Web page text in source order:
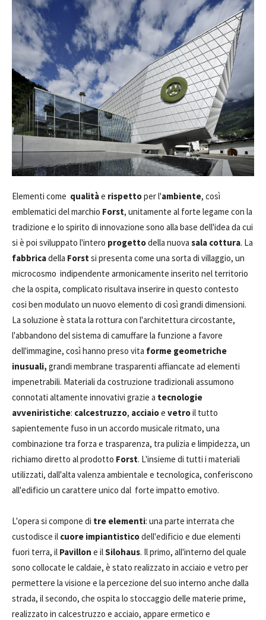
Elementi come qualitàe rispettoper l'ambiente, così
emblematici del marchio Forst, unitamente al forte legame con la
tradizione e lo spirito di innovazione sono alla base dell'idea da cui
si è poi sviluppato l'intero progettodella nuova sala cottura. La
fabbricadella Forstsi presenta come una sorta di villaggio, un
microcosmo indipendente armonicamente inserito nel territorio
che la ospita, complicato risultava inserire in questo contesto
cosi ben modulato un nuovo elemento di così grandi dimensioni.
La soluzione è stata la rottura con l'architettura circostante,
l'abbandono del sistema di camuffare la funzione a favore
dell'immagine, così hanno preso vita forme geometriche
inusuali, grandi membrane trasparenti affiancate ad elementi
impenetrabili. Materiali da costruzione tradizionali assumono
connotati altamente innovativi grazie a tecnologie
avveniristiche: calcestruzzo, acciaioe vetroil tutto
sapientemente fuso in un accordo musicale ritmato, una
combinazione tra forza e trasparenza, tra pulizia e limpidezza, un
richiamo diretto al prodotto Forst. L'insieme di tutti i materiali
utilizzati, dall'alta valenza ambientale e tecnologica, conferiscono
all'edificio un carattere unico dal forte impatto emotivo.
L'opera si compone di tre elementi: una parte interrata che
custodisce il cuore impiantisticodell'edificio e due elementi
fuori terra, il Pavillon e ilSilohaus. Il primo, all'interno del quale
sono collocate le caldaie, è stato realizzato in acciaio e vetro per
permettere la visione e la percezione del suo interno anche dalla
strada, il secondo, che ospita lo stoccaggio delle materie prime,
realizzato in calcestruzzo e acciaio, appare ermetico e